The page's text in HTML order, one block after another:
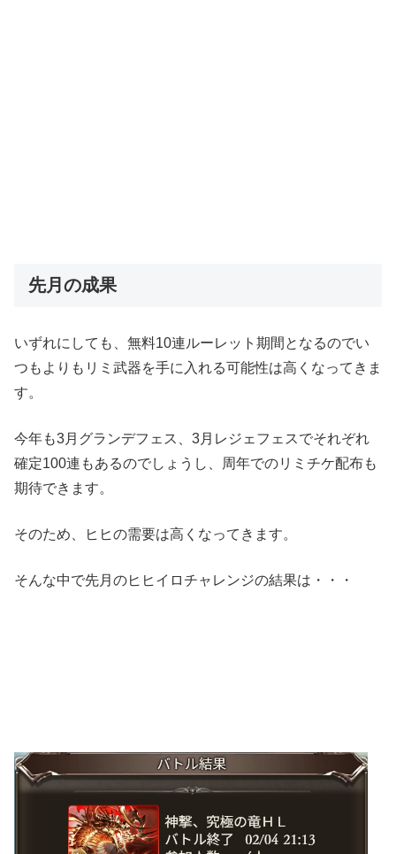
先月の成果
いずれにしても、無料10連ルーレット期間となるのでい
つもよりもリミ武器を手に入れる可能性は高くなってきま
す。
今年も3月グランデフェス、3月レジェフェスでそれぞれ
確定100連もあるのでしょうし、周年でのリミチケ配布も
期待できます。
そのため、ヒヒの需要は高くなってきます。
そんな中で先月のヒヒイロチャレンジの結果は・・・